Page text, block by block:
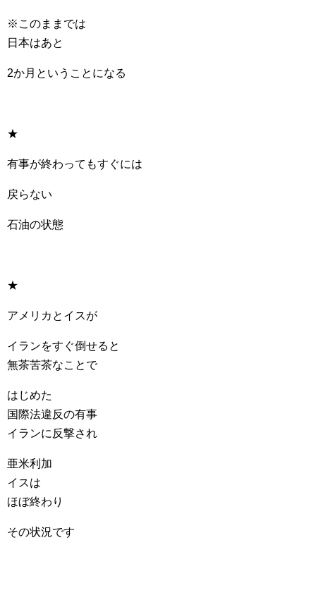
※このままでは
日本はあと
2か月ということになる
★
有事が終わってもすぐには
戻らない
石油の状態
★
アメリカとイスが
イランをすぐ倒せると
無茶苦茶なことで
はじめた
国際法違反の有事
イランに反撃され
亜米利加
イスは
ほぼ終わり
その状況です